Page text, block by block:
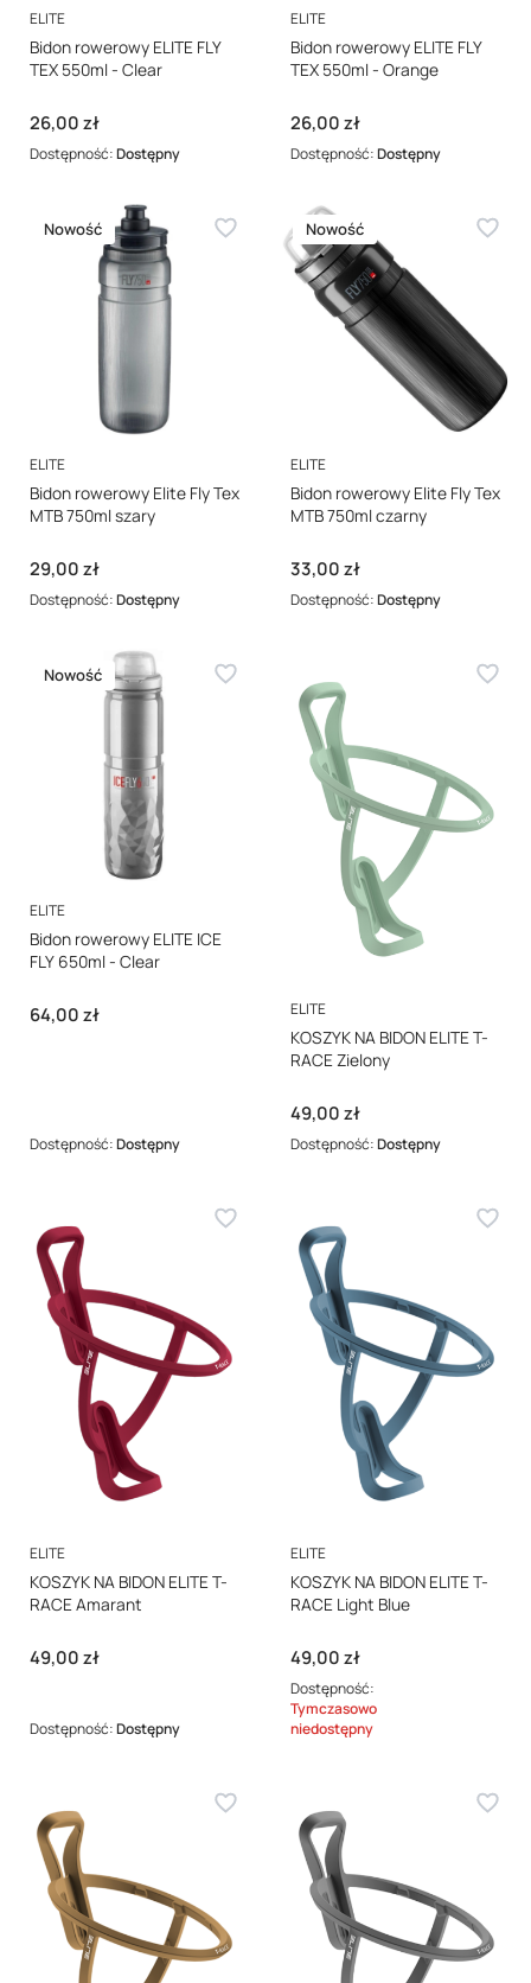
PRODUCENT
ELITE
Bidon rowerowy ELITE FLY
TEX 550ml - Clear
Cena
26,00 zł
Dostępność:Dostępny
PRODUCENT
ELITE
Bidon rowerowy ELITE FLY
TEX 550ml - Orange
Cena
26,00 zł
Dostępność:Dostępny
Nowość
PRODUCENT
ELITE
Bidon rowerowy Elite Fly Tex
MTB 750ml szary
Cena
29,00 zł
Dostępność:Dostępny
Nowość
PRODUCENT
ELITE
Bidon rowerowy Elite Fly Tex
MTB 750ml czarny
Cena
33,00 zł
Dostępność:Dostępny
Nowość
PRODUCENT
ELITE
Bidon rowerowy ELITE ICE
FLY 650ml - Clear
Cena
64,00 zł
Dostępność:Dostępny
PRODUCENT
ELITE
KOSZYK NA BIDON ELITE T-
RACE Zielony
Cena
49,00 zł
Dostępność:Dostępny
PRODUCENT
ELITE
KOSZYK NA BIDON ELITE T-
RACE Amarant
Cena
49,00 zł
Dostępność:Dostępny
PRODUCENT
ELITE
KOSZYK NA BIDON ELITE T-
RACE Light Blue
Cena
49,00 zł
Dostępność:
Tymczasowo
niedostępny